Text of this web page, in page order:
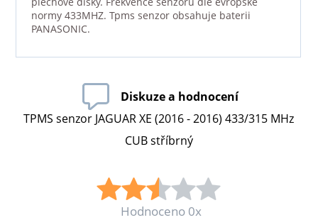
normy 433MHZ. Tpms senzor obsahuje baterii
PANASONIC.
Diskuze a hodnocení
TPMS senzor JAGUAR XE (2016 - 2016) 433/315 MHz
CUB stříbrný
Hodnoceno 0x